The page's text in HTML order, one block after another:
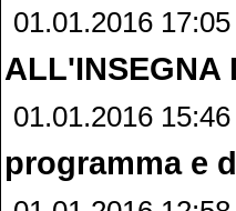
01.01.2016
ALL'INSEGNA
01.01.2016
programma e